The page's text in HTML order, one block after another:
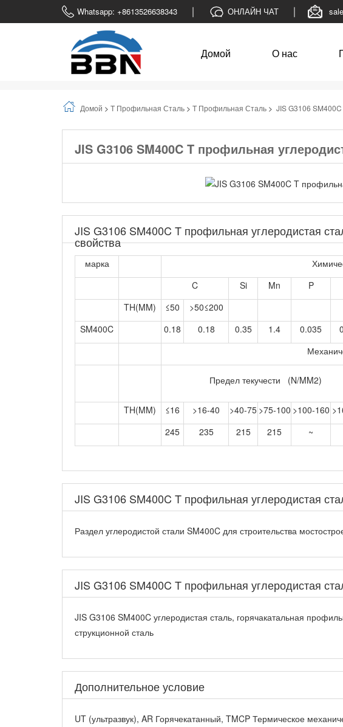
Whatsapp: +8613526638343 ОНЛАЙН ЧАТ
Домой О нас
Домой > T Профильная Сталь > T Профильная Сталь > JIS G3106
JIS G3106 SM400C T профильная
JIS G3106 SM400C T профильная углеродистая
свойства
марка
C
Si Mn P
TH(MM)
≤50
>50≤200
SM400C
0.18 0.18 0.35 1.4 0.035
Предел текучести (N/MM2)
TH(MM)
≤16 >16-40 >40-75 >75-100 >100-160
245
235 215 215 ~
JIS G3106 SM400C T профильная углеродистая
Раздел углеродистой стали SM400C для строительства
JIS G3106 SM400C T профильная углеродистая
JIS G3106 SM400C углеродистая сталь, горячакатальная
струкционной сталь
Дополнительное условие
UT (ультразвук), AR Горячекатанный, TMCP Термическое